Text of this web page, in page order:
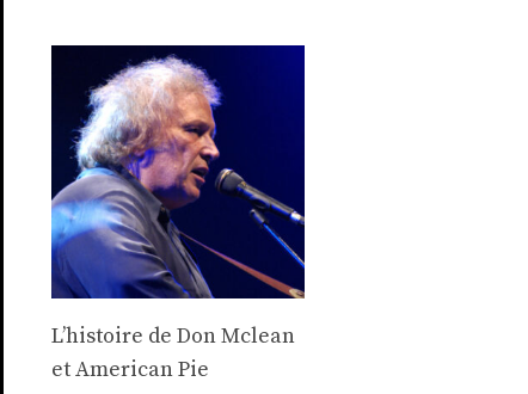
Lʼhistoire de Don Mclean
et American Pie